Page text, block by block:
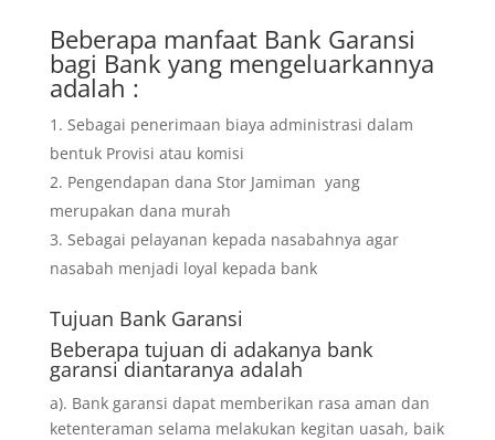
Beberapa manfaat Bank Garansi
bagi Bank yang mengeluarkannya
adalah :
Sebagai penerimaan biaya administrasi dalam
bentuk Provisi atau komisi
Pengendapan dana Stor Jamiman yang
merupakan dana murah
Sebagai pelayanan kepada nasabahnya agar
nasabah menjadi loyal kepada bank
Tujuan Bank Garansi
Beberapa tujuan di adakanya bank
garansi diantaranya adalah
a). Bank garansi dapat memberikan rasa aman dan
ketenteraman selama melakukan kegitan uasah, baik